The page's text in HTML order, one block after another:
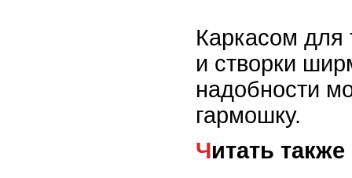
Каркасом для
и створки
надобности
гармошку.
Читать также